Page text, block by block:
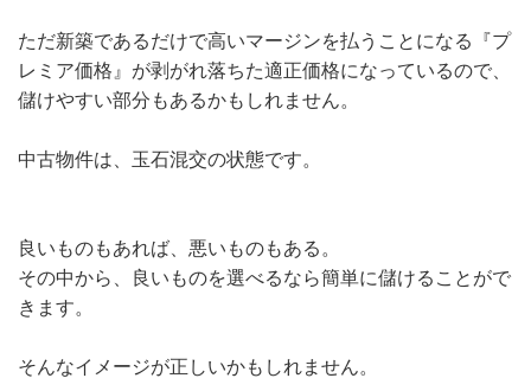
ただ新築であるだけで高いマージンを払うことになる『プ
レミア価格』が剥がれ落ちた適正価格になっているので、
儲けやすい部分もあるかもしれません。
中古物件は、玉石混交の状態です。
良いものもあれば、悪いものもある。
その中から、良いものを選べるなら簡単に儲けることがで
きます。
そんなイメージが正しいかもしれません。